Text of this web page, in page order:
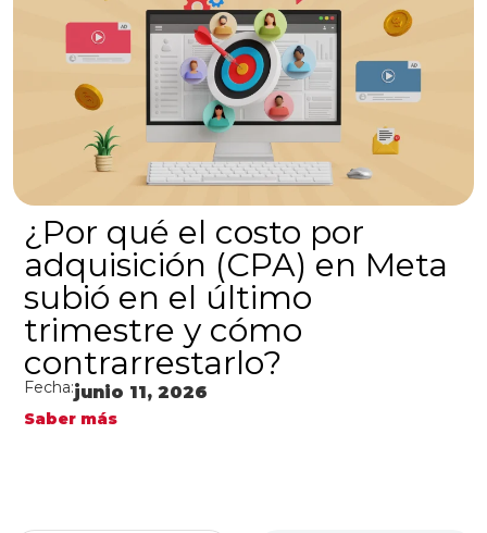
¿Por qué el costo por
adquisición (CPA) en Meta
subió en el último
trimestre y cómo
contrarrestarlo?
Fecha:junio 11, 2026
Saber más